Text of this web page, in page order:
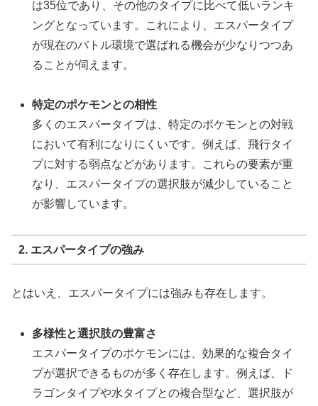
は35位であり、その他のタイプに比べて低いランキ
ングとなっています。これにより、エスパータイプ
が現在のバトル環境で選ばれる機会が少なりつつあ
ることが伺えます。
特定のポケモンとの相性
多くのエスパータイプは、特定のポケモンとの対戦
において有利になりにくいです。例えば、飛行タイ
プに対する弱点などがあります。これらの要素が重
なり、エスパータイプの選択肢が減少していること
が影響しています。
2. エスパータイプの強み
とはいえ、エスパータイプには強みも存在します。
多様性と選択肢の豊富さ
エスパータイプのポケモンには、効果的な複合タイ
プが選択できるものが多く存在します。例えば、ド
ラゴンタイプや水タイプとの複合型など、選択肢が